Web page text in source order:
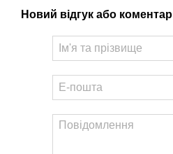
Новий відгук або коментар